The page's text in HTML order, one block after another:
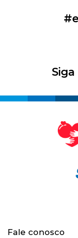
Fale conosco